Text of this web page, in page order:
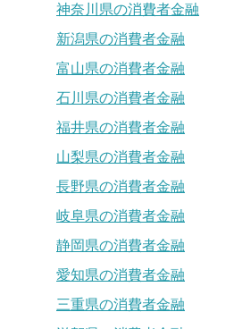
神奈川県の消費者金融
新潟県の消費者金融
富山県の消費者金融
石川県の消費者金融
福井県の消費者金融
山梨県の消費者金融
長野県の消費者金融
岐阜県の消費者金融
静岡県の消費者金融
愛知県の消費者金融
三重県の消費者金融